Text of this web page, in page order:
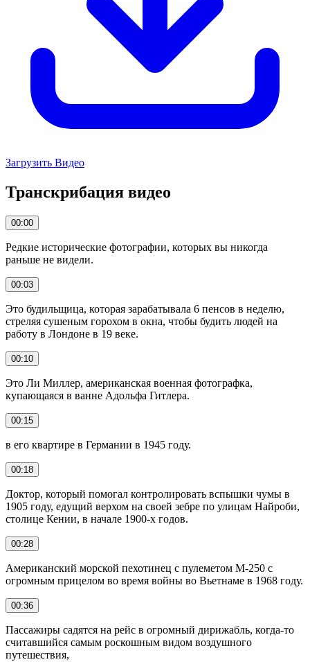
Загрузить Видео
Транскрибация видео
00:00
Редкие исторические фотографии, которых вы никогда
раньше не видели.
00:03
Это будильщица, которая зарабатывала 6 пенсов в неделю,
стреляя сушеным горохом в окна, чтобы будить людей на
работу в Лондоне в 19 веке.
00:10
Это Ли Миллер, американская военная фотографка,
купающаяся в ванне Адольфа Гитлера.
00:15
в его квартире в Германии в 1945 году.
00:18
Доктор, который помогал контролировать вспышки чумы в
1905 году, едущий верхом на своей зебре по улицам Найроби,
столице Кении, в начале 1900-х годов.
00:28
Американский морской пехотинец с пулеметом М-250 с
огромным прицелом во время войны во Вьетнаме в 1968 году.
00:36
Пассажиры садятся на рейс в огромный дирижабль, когда-то
считавшийся самым роскошным видом воздушного
путешествия,